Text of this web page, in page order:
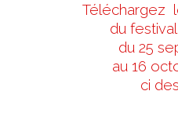
Téléchargez
du
du 25
au 16
ci